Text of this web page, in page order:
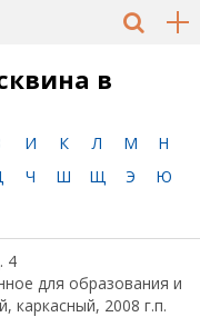
в
И К Л М
Н
Ч Ш Щ Э
Ю
4
для образования и
каркасный, 2008 г.п.